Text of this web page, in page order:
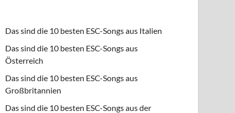
Das sind die 10 besten ESC-Songs aus Italien
Das sind die 10 besten ESC-Songs aus
Österreich
Das sind die 10 besten ESC-Songs aus
Großbritannien
Das sind die 10 besten ESC-Songs aus der